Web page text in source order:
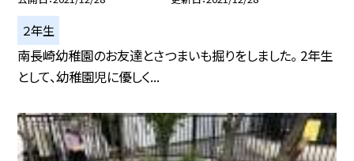
２年生
南長崎幼稚園のお友達とさつまいも掘りをしました。 2年生
として、幼稚園児に優しく...